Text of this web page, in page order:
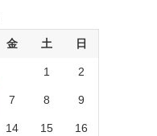
金 土 日
1 2
7 8 9
14 15 16